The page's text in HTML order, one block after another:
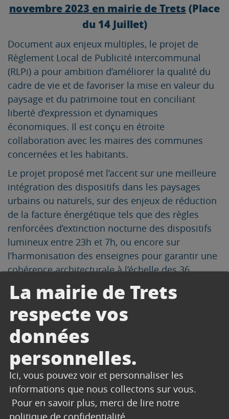
La mairie de Trets
respecte vos
données
personnelles.
Ici, vous pouvez voir et personnaliser les
informations que nous collectons sur vous.
Pour en savoir plus, merci de lire notre
politique de confidentialité
novembre 2023 en mairie de Trets (Place
du 14 Juillet)
Document aux enjeux multiples, le projet de
Règlement Local de Publicité intercommunal
(RLPi) a pour ambition d’améliorer la qualité du
cadre de vie et de favoriser la mise en valeur du
paysage et du patrimoine tout en conciliant
liberté d’expression et dynamiques
économiques. Il est conçu en étroite
collaboration avec les maires des communes
concernées et les habitants.
Le projet proposé met l’accent sur une meilleure
intégration des dispositifs dans les paysages
urbains ou naturels, sur des enjeux de réduction
de la facture énergétique tels que des règles
renforcées d’extinction nocturne des dispositifs
lumineux entre 23h et 7h, ou encore sur
l’harmonisation des enseignes pour garantir une
cohérence architecturale à l’échelle des 36
communes du Pays d’Aix.
Le RLPi est construit autour de grandes
orientations générales : valoriser les paysages
urbains et la qualité du cadre de vie quotidien,
valoriser la qualité des entrées de ville, préserver
et mettre en valeur les richesses paysagères et
patrimoniales, intégrer la visibilité des activités
économiques et culturelles.
Cette enquête publique, organisée du 30